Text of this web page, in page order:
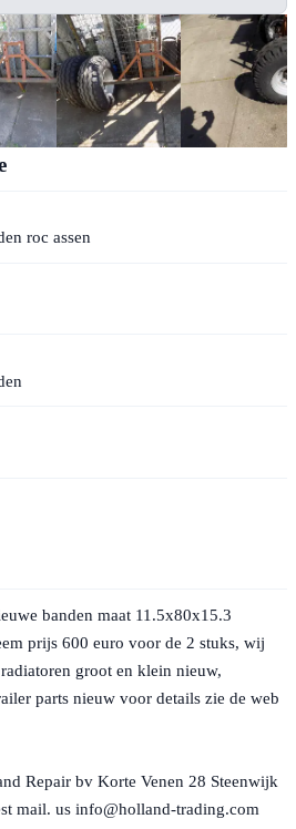
roc assen
banden maat 11.5x80x15.3
prijs 600 euro voor de 2 stuks, wij
groot en klein nieuw,
parts nieuw voor details zie de web
Repair bv Korte Venen 28 Steenwijk
mail. us info@holland-trading.com